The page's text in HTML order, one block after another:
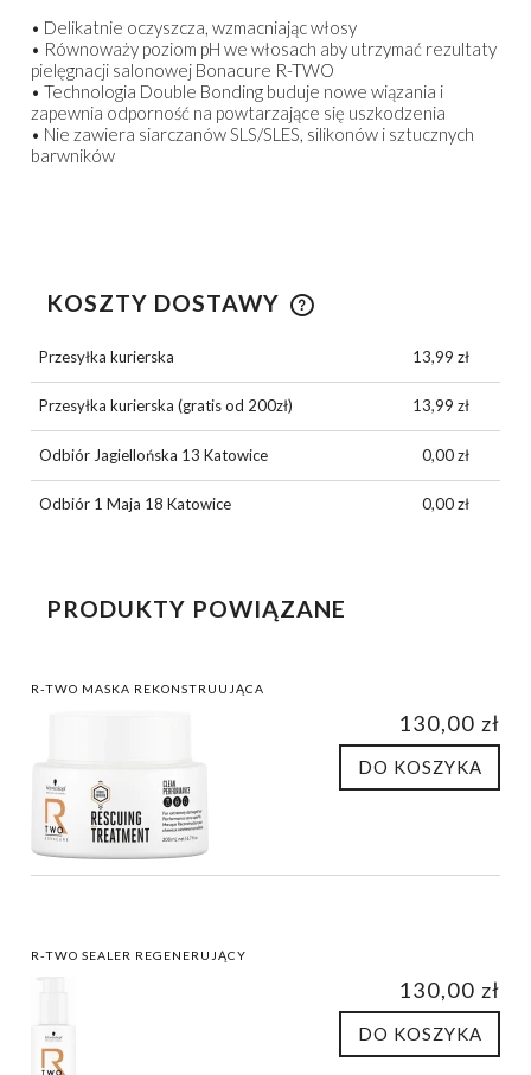
• Delikatnie oczyszcza, wzmacniając włosy
• Równoważy poziom pH we włosach aby utrzymać rezultaty
pielęgnacji salonowej Bonacure R-TWO
• Technologia Double Bonding buduje nowe wiązania i
zapewnia odporność na powtarzające się uszkodzenia
• Nie zawiera siarczanów SLS/SLES, silikonów i sztucznych
barwników
KOSZTY DOSTAWY
CENA NIE ZAWIERA EWENTUALNYCH KOSZTÓW
Przesyłka kurierska
13,99 zł
Przesyłka kurierska (gratis od 200zł) 13,99 zł
Odbiór Jagiellońska 13 Katowice 0,00 zł
Odbiór 1 Maja 18 Katowice 0,00 zł
PRODUKTY POWIĄZANE
R-TWO MASKA REKONSTRUUJĄCA
130,00 zł
DO KOSZYKA
R-TWO SEALER REGENERUJĄCY
130,00 zł
DO KOSZYKA